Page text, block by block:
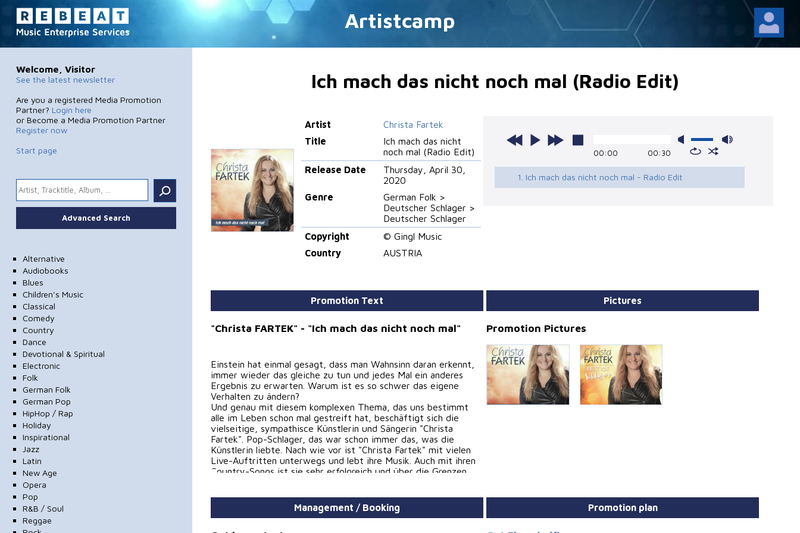
Artistcamp
Welcome, Visitor
See the latest newsletter
Are you a registered Media Promotion
Partner? Login here
or Become a Media Promotion Partner
Register now
Start page
.
Advanced Search
Alternative
Audiobooks
Blues
Children's Music
Classical
Comedy
Country
Dance
Devotional & Spiritual
Electronic
Folk
German Folk
German Pop
HipHop / Rap
Holiday
Inspirational
Jazz
Latin
New Age
Opera
Pop
R&B / Soul
Reggae
Ich mach das nicht noch mal (Radio Edit)
Artist
Christa Fartek
Title
Ich mach das nicht
noch mal (Radio Edit)
Release Date
Thursday, April 30,
2020
Genre
German Folk >
Deutscher Schlager >
Deutscher Schlager
Copyright
© Gingl Music
Country
AUSTRIA
00:00 00:30
1. Ich mach das nicht noch mal - Radio Edit
Promotion Text
"Christa FARTEK" - "Ich mach das nicht noch mal"
Einstein hat einmal gesagt, dass man Wahnsinn daran erkennt,
immer wieder das gleiche zu tun und jedes Mal ein anderes
Ergebnis zu erwarten. Warum ist es so schwer das eigene
Verhalten zu ändern?
Und genau mit diesem komplexen Thema, das uns bestimmt
alle im Leben schon mal gestreift hat, beschäftigt sich die
vielseitige, sympathisce Künstlerin und Sängerin "Christa
Fartek". Pop-Schlager, das war schon immer das, was die
Künstlerin liebte. Nach wie vor ist "Christa Fartek" mit vielen
Live-Auftritten unterwegs und lebt ihre Musik. Auch mit ihren
Country-Songs ist sie sehr erfolgreich und über die Grenzen
in einem modern-tanzbar-beschwingten Style eine wunderbare
Geschichte, die viele von uns bewegt!
Pictures
Promotion Pictures
Management / Booking Promotion plan